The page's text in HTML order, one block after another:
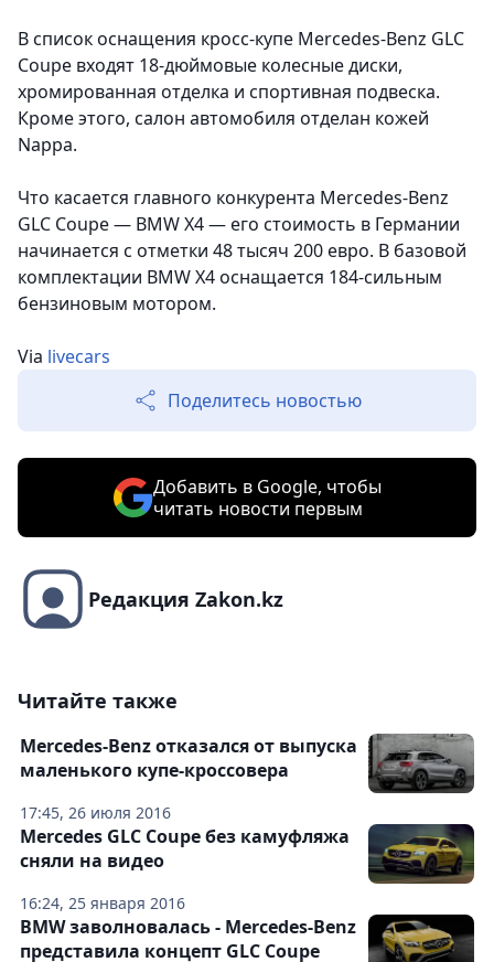
В список оснащения кросс-купе Mercedes-Benz GLC
Coupe входят 18-дюймовые колесные диски,
хромированная отделка и спортивная подвеска.
Кроме этого, салон автомобиля отделан кожей
Nappa.
Что касается главного конкурента Mercedes-Benz
GLC Coupe — BMW X4 — его стоимость в Германии
начинается с отметки 48 тысяч 200 евро. В базовой
комплектации BMW X4 оснащается 184-сильным
бензиновым мотором.
Via livecars
Поделитесь новостью
Добавить в Google, чтобы
читать новости первым
Редакция Zakon.kz
Читайте также
17:45, 26 июля 2016
Mercedes-Benz отказался от выпуска
маленького купе-кроссовера
16:24, 25 января 2016
Mercedes GLC Coupe без камуфляжа
сняли на видео
BMW заволновалась - Mercedes-Benz
представила концепт GLC Coupe